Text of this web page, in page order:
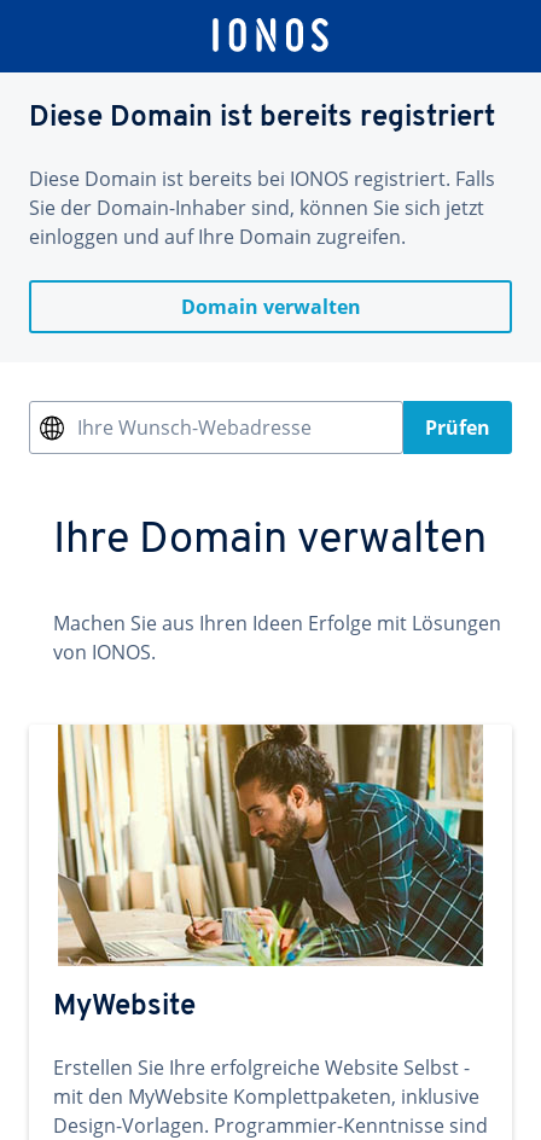
Diese Domain ist bereits registriert
Diese Domain ist bereits bei IONOS registriert. Falls
Sie der Domain-Inhaber sind, können Sie sich jetzt
einloggen und auf Ihre Domain zugreifen.
Domain verwalten
Ihre Wunsch-Webadresse Prüfen
Ihre Domain verwalten
Machen Sie aus Ihren Ideen Erfolge mit Lösungen
von IONOS.
MyWebsite
Erstellen Sie Ihre erfolgreiche Website Selbst -
mit den MyWebsite Komplettpaketen, inklusive
Design-Vorlagen. Programmier-Kenntnisse sind